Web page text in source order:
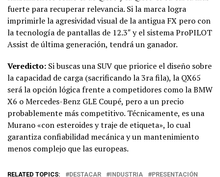
fuerte para recuperar relevancia. Si la marca logra
imprimirle la agresividad visual de la antigua FX pero con
la tecnología de pantallas de 12.3″ y el sistema ProPILOT
Assist de última generación, tendrá un ganador.
Veredicto: Si buscas una SUV que priorice el diseño sobre
la capacidad de carga (sacrificando la 3ra fila), la QX65
será la opción lógica frente a competidores como la BMW
X6 o Mercedes-Benz GLE Coupé, pero a un precio
probablemente más competitivo. Técnicamente, es una
Murano «con esteroides y traje de etiqueta», lo cual
garantiza confiabilidad mecánica y un mantenimiento
menos complejo que las europeas.
RELATED TOPICS: DESTACAR INDUSTRIA PRESENTACIÓN